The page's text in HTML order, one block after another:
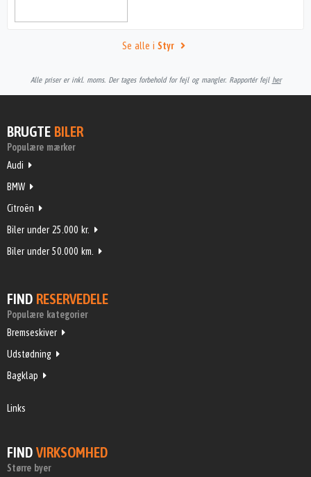
Se alle iStyr
Alle priser er inkl. moms. Der tages forbehold for fejl og mangler. Rapportér fejl her
BRUGTE BILER
Populære mærker
Audi
BMW
Citroën
Biler under 25.000 kr.
Biler under 50.000 km.
FIND RESERVEDELE
Populære kategorier
Bremseskiver
Udstødning
Bagklap
Links
FIND VIRKSOMHED
Større byer